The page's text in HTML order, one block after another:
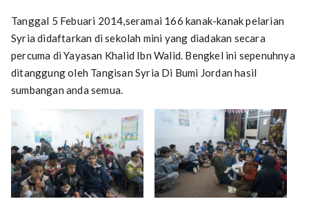
Tanggal 5 Febuari 2014,seramai 166 kanak-kanak pelarian
Syria didaftarkan di sekolah mini yang diadakan secara
percuma di Yayasan Khalid Ibn Walid. Bengkel ini sepenuhnya
ditanggung oleh Tangisan Syria Di Bumi Jordan​ hasil
sumbangan anda semua.